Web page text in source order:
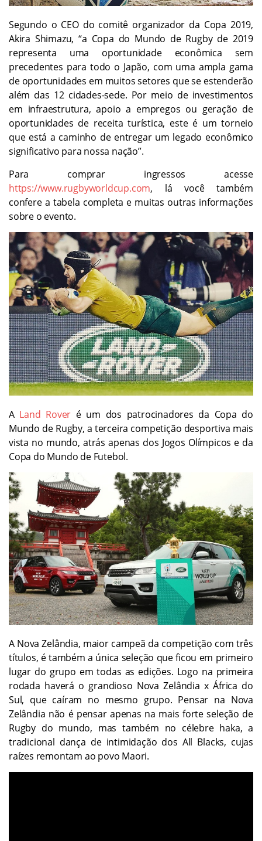
Segundo o CEO do comitê organizador da Copa 2019,
Akira Shimazu, “a Copa do Mundo de Rugby de 2019
representa uma oportunidade econômica sem
precedentes para todo o Japão, com uma ampla gama
de oportunidades em muitos setores que se estenderão
além das 12 cidades-sede. Por meio de investimentos
em infraestrutura, apoio a empregos ou geração de
oportunidades de receita turística, este é um torneio
que está a caminho de entregar um legado econômico
significativo para nossa nação”.
Para comprar ingressos acesse
https://www.rugbyworldcup.com, lá você também
confere a tabela completa e muitas outras informações
sobre o evento.
A Land Rover é um dos patrocinadores da Copa do
Mundo de Rugby, a terceira competição desportiva mais
vista no mundo, atrás apenas dos Jogos Olímpicos e da
Copa do Mundo de Futebol.
A Nova Zelândia, maior campeã da competição com três
títulos, é também a única seleção que ficou em primeiro
lugar do grupo em todas as edições. Logo na primeira
rodada haverá o grandioso Nova Zelândia x África do
Sul, que caíram no mesmo grupo. Pensar na Nova
Zelândia não é pensar apenas na mais forte seleção de
Rugby do mundo, mas também no célebre haka, a
tradicional dança de intimidação dos All Blacks, cujas
raízes remontam ao povo Maori.